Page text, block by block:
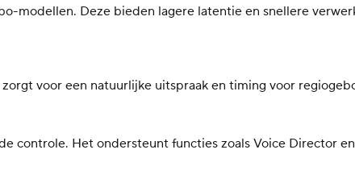
modellen. Deze bieden lagere latentie en snellere
voor een natuurlijke uitspraak en timing voor
controle. Het ondersteunt functies zoals Voice Director